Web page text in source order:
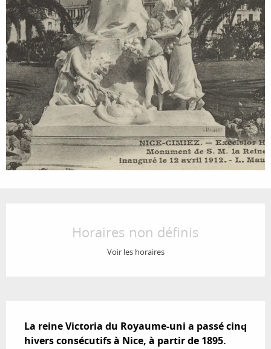
Horaires non définis
Voir les horaires
La reine Victoria du Royaume-uni a passé cinq
hivers consécutifs à Nice, à partir de 1895.